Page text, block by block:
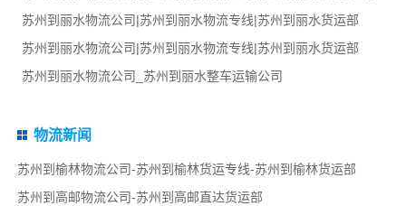
苏州到丽水物流公司|苏州到丽水物流专线|苏州到丽水货运部
苏州到丽水物流公司|苏州到丽水物流专线|苏州到丽水货运部
苏州到丽水物流公司_苏州到丽水整车运输公司
物流新闻
苏州到榆林物流公司-苏州到榆林货运专线-苏州到榆林货运部
苏州到高邮物流公司-苏州到高邮直达货运部